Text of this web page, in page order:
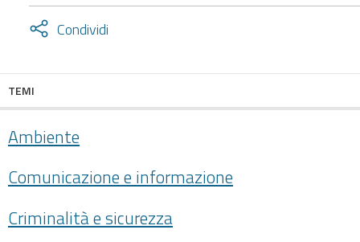
Condividi
Attiva
TEMI
Ambiente
Comunicazione e informazione
Criminalità e sicurezza